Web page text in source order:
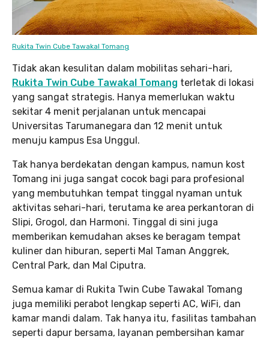
Rukita Twin Cube Tawakal Tomang
Tidak akan kesulitan dalam mobilitas sehari-hari,
Rukita Twin Cube Tawakal Tomang terletak di lokasi
yang sangat strategis. Hanya memerlukan waktu
sekitar 4 menit perjalanan untuk mencapai
Universitas Tarumanegara dan 12 menit untuk
menuju kampus Esa Unggul.
Tak hanya berdekatan dengan kampus, namun kost
Tomang ini juga sangat cocok bagi para profesional
yang membutuhkan tempat tinggal nyaman untuk
aktivitas sehari-hari, terutama ke area perkantoran di
Slipi, Grogol, dan Harmoni. Tinggal di sini juga
memberikan kemudahan akses ke beragam tempat
kuliner dan hiburan, seperti Mal Taman Anggrek,
Central Park, dan Mal Ciputra.
Semua kamar di Rukita Twin Cube Tawakal Tomang
juga memiliki perabot lengkap seperti AC, WiFi, dan
kamar mandi dalam. Tak hanya itu, fasilitas tambahan
seperti dapur bersama, layanan pembersihan kamar